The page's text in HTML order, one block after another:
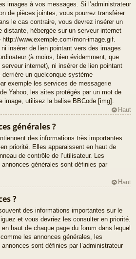
images à vos messages. Si l’administrateur
de pièces jointes, vous pourrez transférer
le cas contraire, vous devrez insérer un
distante, hébergée sur un serveur internet
www.exemple.com/mon-image.gif.
insérer de lien pointant vers des images
(à moins, bien évidemment, que
internet), ni insérer de lien pointant
un quelconque système
exemple les services de messagerie
Yahoo, les sites protégés par un mot de
image, utilisez la balise BBCode [img].
Haut
générales ?
des informations très importantes
priorité. Elles apparaissent en haut de
de contrôle de l’utilisateur. Les
générales sont définies par
Haut
?
des informations importantes sur le
et vous devriez les consulter en priorité.
haut de chaque page du forum dans lequel
les annonces générales, les
sont définies par l’administrateur